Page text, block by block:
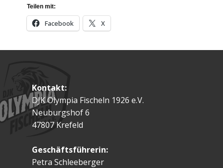
Teilen mit:
Facebook X
Kontakt:
DJK Olympia Fischeln 1926 e.V.
Neuburgshof 6
47807 Krefeld
Geschäftsführerin:
Petra Schleeberger